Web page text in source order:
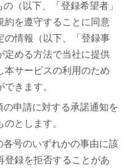
（以下、「登録希望者」
約を遵守することに同意
の情報（以下、「登録事
定める方法で当社に提供
本サービスの利用のため
きます。
申請に対する承諾通知を
とします。
号のいずれかの事由に該
登録を拒否することがあ